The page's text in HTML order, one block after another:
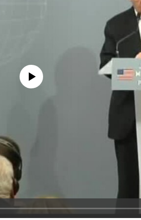
source currently available